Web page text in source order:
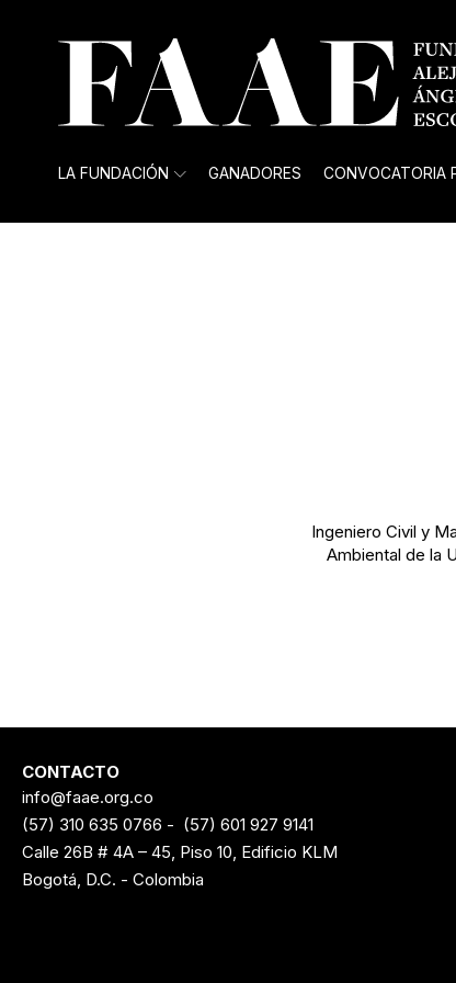
LA FUNDACIÓN GANADORES CONVOCATORIA
Ingeniero Civil y
Ambiental de la
CONTACTO
info@faae.org.co
(57) 310 635 0766 - (57) 601 927 9141
Calle 26B # 4A – 45, Piso 10, Edificio KLM
Bogotá, D.C. - Colombia